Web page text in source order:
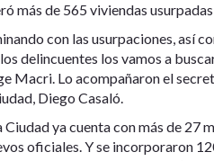
más de 565 viviendas
con las usurpaciones, así
delincuentes los vamos a
Macri. Lo acompañaron el
Diego Casaló.
Ciudad ya cuenta con más de
oficiales. Y se incorporaron